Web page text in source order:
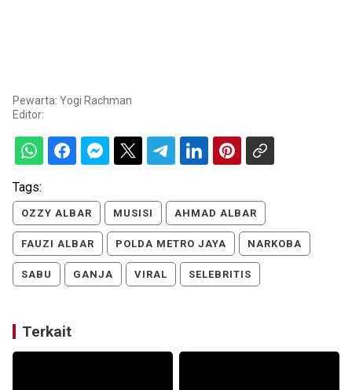
Pewarta: Yogi Rachman
Editor:
Tags:
OZZY ALBAR MUSISI AHMAD ALBAR
FAUZI ALBAR POLDA METRO JAYA NARKOBA
SABU GANJA VIRAL SELEBRITIS
Terkait